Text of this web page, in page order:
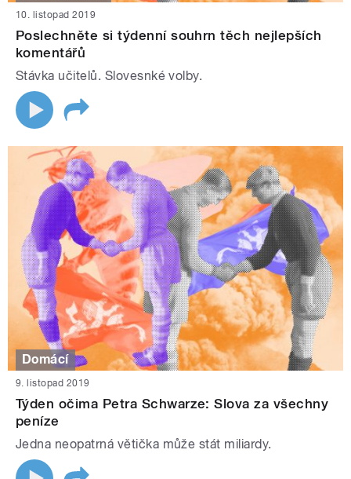
10. listopad 2019
Poslechněte si týdenní souhrn těch nejlepších
komentářů
Stávka učitelů. Slovesnké volby.
Domácí
9. listopad 2019
Týden očima Petra Schwarze: Slova za všechny
peníze
Jedna neopatrná větička může stát miliardy.